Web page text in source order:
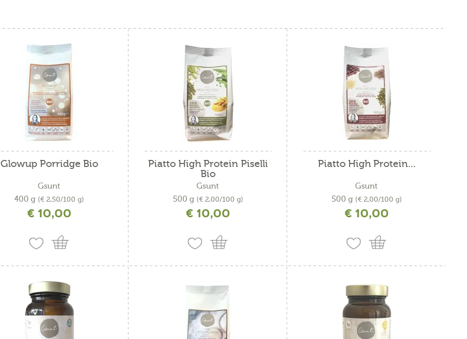
Glowup Porridge Bio
Gsunt
400 g (€ 2,50/100 g)
incl. IVA più costi di spedizione
€ 10,00
Piatto High Protein Piselli
Bio
Gsunt
500 g (€ 2,00/100 g)
incl. IVA più costi di spedizione
€ 10,00
Piatto High Protein...
Gsunt
500 g (€ 2,00/100 g)
incl. IVA più costi di spedizione
€ 10,00